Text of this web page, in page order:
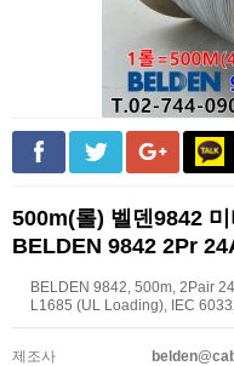
500m(롤) 벨덴9842
BELDEN 9842 2Pr
BELDEN 9842, 500m, 2Pair
L1685 (UL Loading), IEC
제조사